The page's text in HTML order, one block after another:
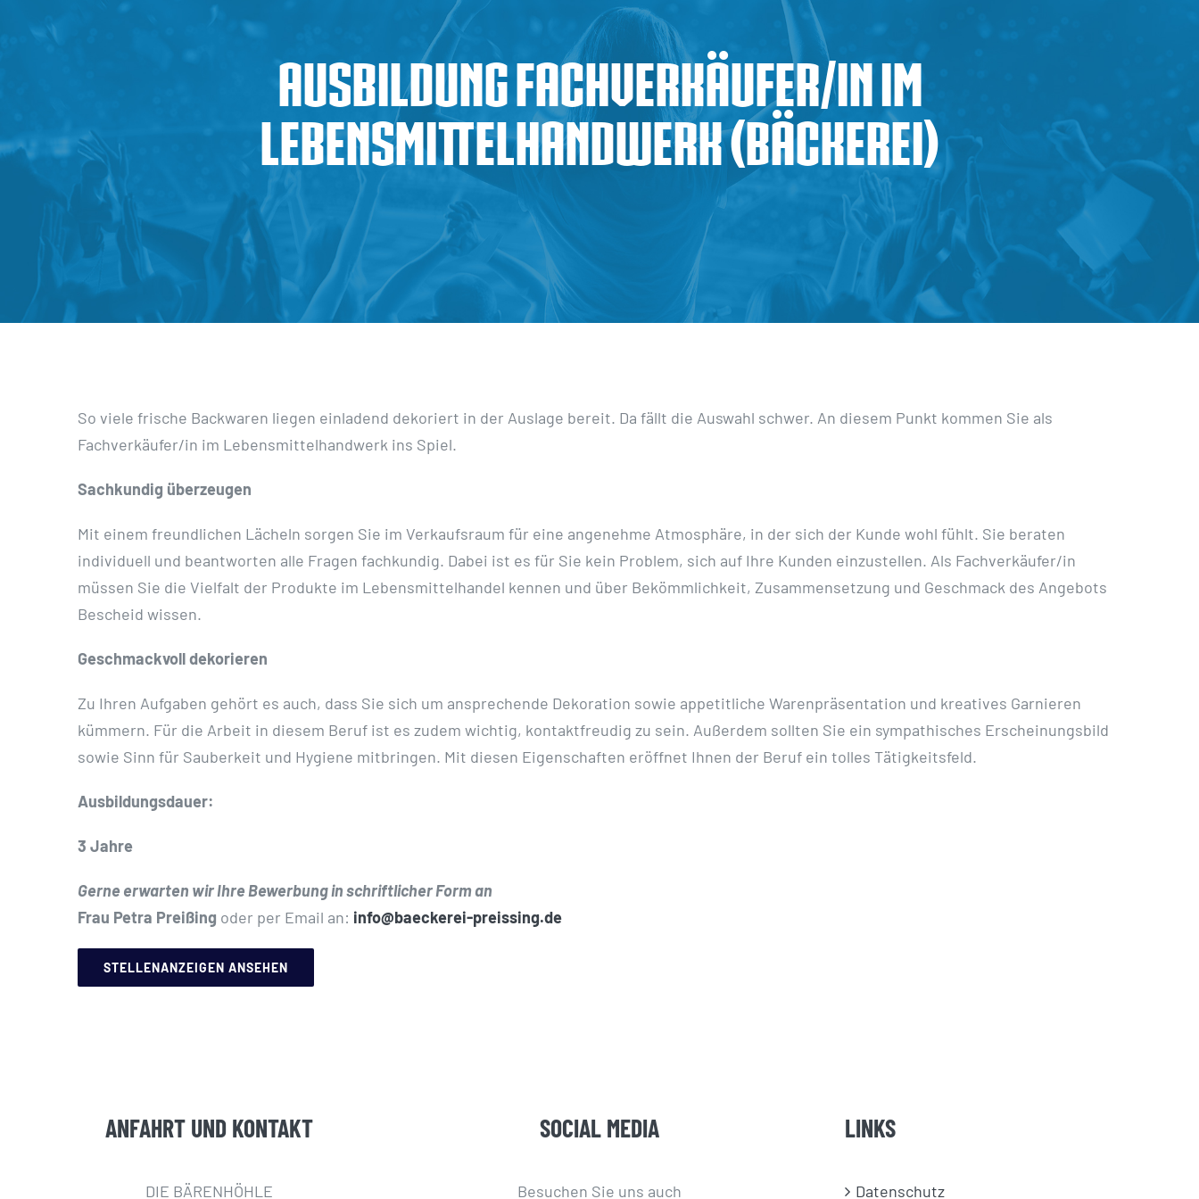
Ausbildung Fachverkäufer/in im
Lebensmittelhandwerk (Bäckerei)
So viele frische Backwaren liegen einladend dekoriert in der Auslage bereit. Da fällt die Auswahl schwer. An diesem Punkt kommen Sie als
Fachverkäufer/in im Lebensmittelhandwerk ins Spiel.
Sachkundig überzeugen
Mit einem freundlichen Lächeln sorgen Sie im Verkaufsraum für eine angenehme Atmosphäre, in der sich der Kunde wohl fühlt. Sie beraten
individuell und beantworten alle Fragen fachkundig. Dabei ist es für Sie kein Problem, sich auf Ihre Kunden einzustellen. Als Fachverkäufer/in
müssen Sie die Vielfalt der Produkte im Lebensmittelhandel kennen und über Bekömmlichkeit, Zusammensetzung und Geschmack des Angebots
Bescheid wissen.
Geschmackvoll dekorieren
Zu Ihren Aufgaben gehört es auch, dass Sie sich um ansprechende Dekoration sowie appetitliche Warenpräsentation und kreatives Garnieren
kümmern. Für die Arbeit in diesem Beruf ist es zudem wichtig, kontaktfreudig zu sein. Außerdem sollten Sie ein sympathisches Erscheinungsbild
sowie Sinn für Sauberkeit und Hygiene mitbringen. Mit diesen Eigenschaften eröffnet Ihnen der Beruf ein tolles Tätigkeitsfeld.
Ausbildungsdauer:
3 Jahre
Gerne erwarten wir Ihre Bewerbung in schriftlicher Form an
Frau Petra Preißing oder per Email an: info@baeckerei-preissing.de
STELLENANZEIGEN ANSEHEN
ANFAHRT UND KONTAKT
DIE BÄRENHÖHLE
SOCIAL MEDIA
Besuchen Sie uns auch
LINKS
Datenschutz